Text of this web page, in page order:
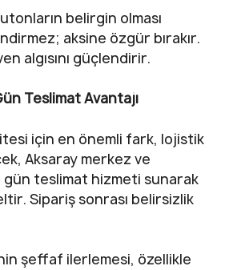
belirgin olması
aksine özgür bırakır.
algısını güçlendirir.
Teslimat Avantajı
için en önemli fark, lojistik
Aksaray merkez ve
gün teslimat hizmeti sunarak
Sipariş sonrası belirsizlik
şeffaf ilerlemesi, özellikle